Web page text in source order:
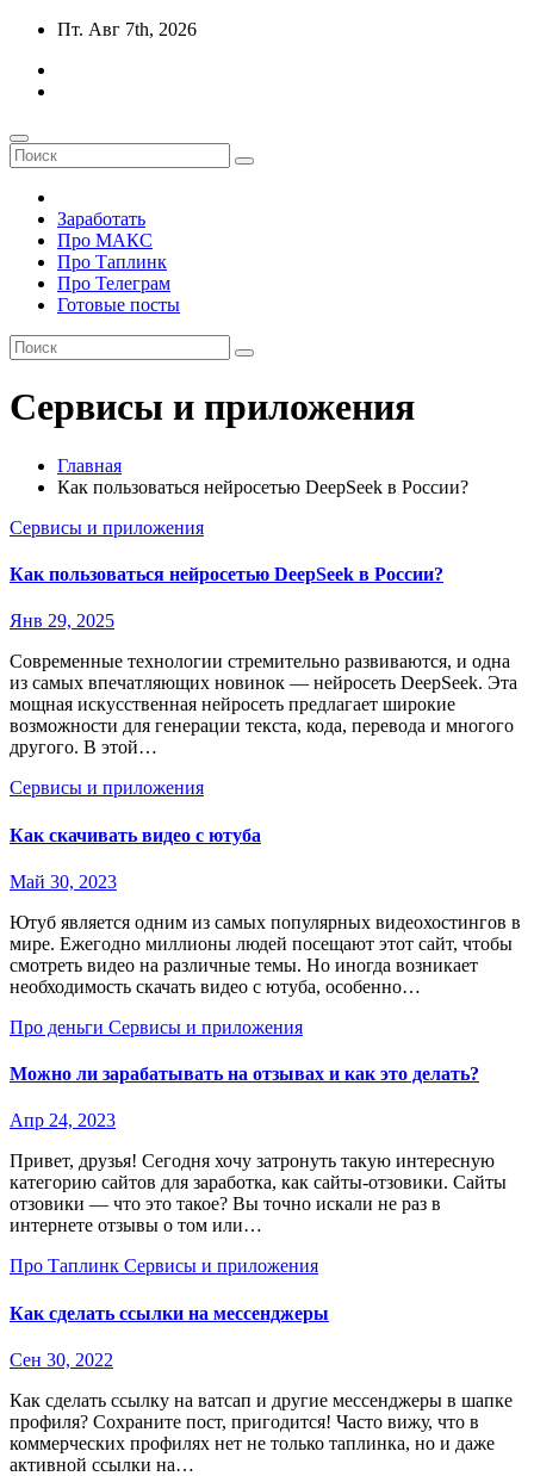
Перейти
содержимому
Пт. Авг 7th, 2026
Заработать
Про МАКС
Про Таплинк
Про Телеграм
Готовые посты
Сервисы и приложения
Главная
Как пользоваться нейросетью DeepSeek в России?
Сервисы и приложения
Как пользоваться нейросетью DeepSeek в России?
Янв 29, 2025
Современные технологии стремительно развиваются, и одна
из самых впечатляющих новинок — нейросеть DeepSeek. Эта
мощная искусственная нейросеть предлагает широкие
возможности для генерации текста, кода, перевода и многого
другого. В этой…
Сервисы и приложения
Как скачивать видео с ютуба
Май 30, 2023
Ютуб является одним из самых популярных видеохостингов в
мире. Ежегодно миллионы людей посещают этот сайт, чтобы
смотреть видео на различные темы. Но иногда возникает
необходимость скачать видео с ютуба, особенно…
Про деньги Сервисы и приложения
Можно ли зарабатывать на отзывах и как это делать?
Апр 24, 2023
Привет, друзья! Сегодня хочу затронуть такую интересную
категорию сайтов для заработка, как сайты-отзовики. Сайты
отзовики — что это такое? Вы точно искали не раз в
интернете отзывы о том или…
Про Таплинк Сервисы и приложения
Как сделать ссылки на мессенджеры
Сен 30, 2022
Как сделать ссылку на ватсап и другие мессенджеры в шапке
профиля? Сохраните пост, пригодится! Часто вижу, что в
коммерческих профилях нет не только таплинка, но и даже
активной ссылки на…